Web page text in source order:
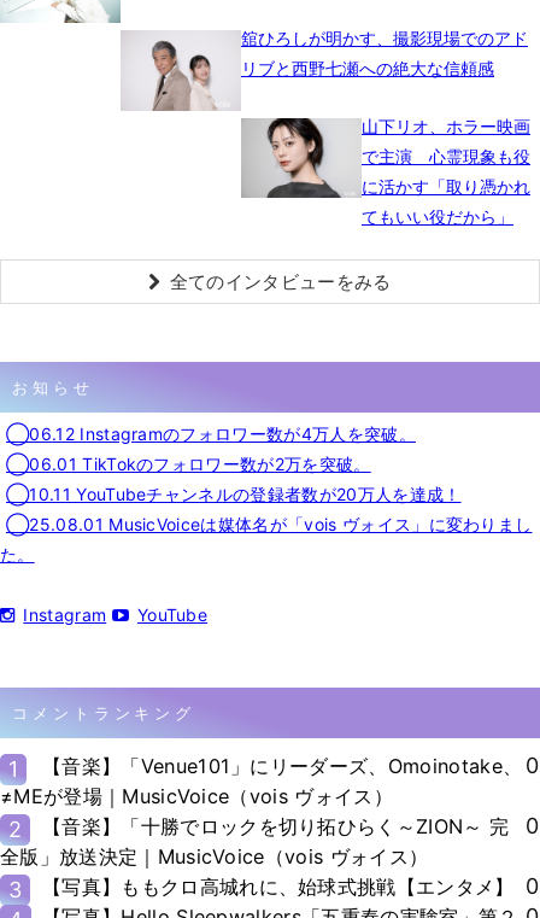
舘ひろしが明かす、撮影現場でのアド
リブと西野七瀬への絶大な信頼感
山下リオ、ホラー映画
で主演 心霊現象も役
に活かす「取り憑かれ
てもいい役だから」
全てのインタビューをみる
お知らせ
◯06.12 Instagramのフォロワー数が4万人を突破。
◯06.01 TikTokのフォロワー数が2万を突破。
◯10.11 YouTubeチャンネルの登録者数が20万人を達成！
◯25.08.01 MusicVoiceは媒体名が「vois ヴォイス」に変わりまし
た。
Instagram YouTube
コメントランキング
1
【音楽】「Venue101」にリーダーズ、Omoinotake、
≠MEが登場｜MusicVoice（vois ヴォイス）
0
2
【音楽】「十勝でロックを切り拓ひらく～ZION～ 完
全版」放送決定｜MusicVoice（vois ヴォイス）
0
3 【写真】ももクロ高城れに、始球式挑戦【エンタメ】
0